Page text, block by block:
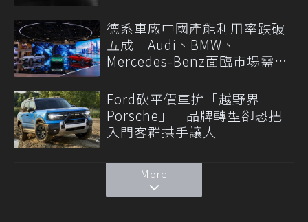
德系車廠中國產能利用率跌破
五成 Audi、BMW、
Mercedes-Benz面臨市場需求
Ford砍平價車拚「越野界
Porsche」 品牌轉型卻恐把
入門客群拱手讓人
More